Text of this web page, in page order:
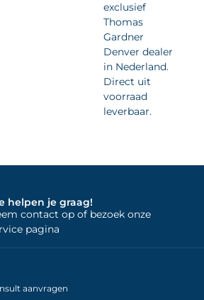
exclusief
Thomas
Gardner
Denver dealer
in Nederland.
Direct uit
voorraad
leverbaar.
helpen je graag!
contact op of bezoek onze
pagina
aanvragen